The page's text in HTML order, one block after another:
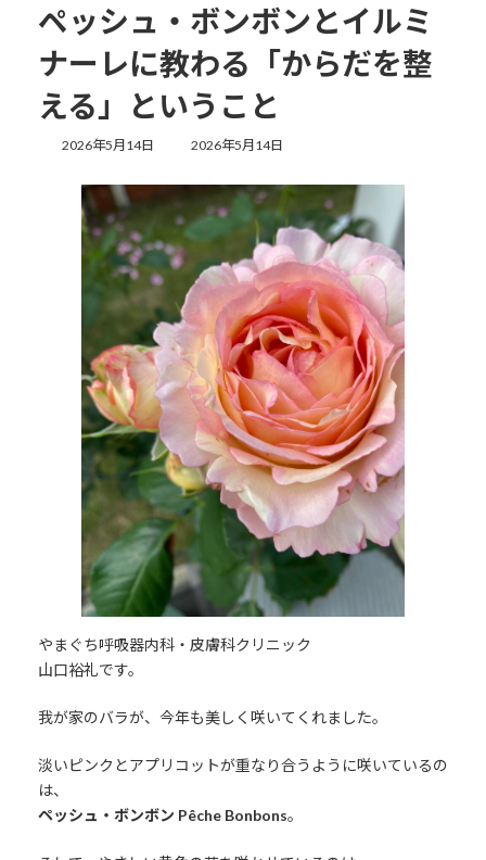
ペッシュ・ボンボンとイルミ
ナーレに教わる「からだを整
える」ということ
2026年5月14日
最
更
日
時
2026年5月14日
やまぐち呼吸器内科・皮膚科クリニック
山口裕礼です。
我が家のバラが、今年も美しく咲いてくれました。
淡いピンクとアプリコットが重なり合うように咲いているの
は、
ペッシュ・ボンボン Pêche Bonbons。